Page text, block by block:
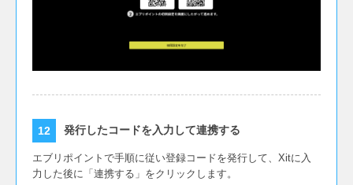
発行したコードを入力して連携する
エブリポイントで手順に従い登録コードを発行して、Xitに入
力した後に「連携する」をクリックします。